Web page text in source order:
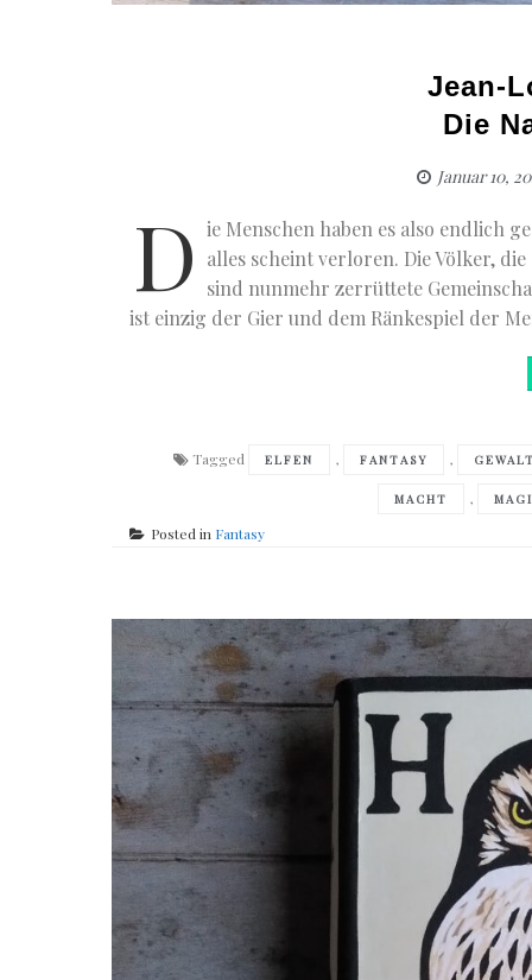
Jean-
Die
Januar 10,
D ie Menschen haben es also endlich
alles scheint verloren. Die Völker,
sind nunmehr zerrüttete
ist einzig der Gier und dem Ränkespiel der
Tagged ELFEN , FANTASY ,
MACHT ,
Posted in Fantasy